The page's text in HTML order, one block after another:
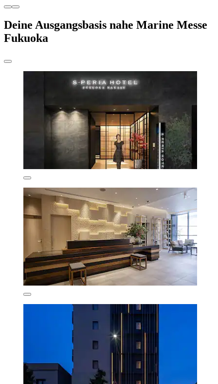
Deine Ausgangsbasis nahe Marine Messe
Fukuoka